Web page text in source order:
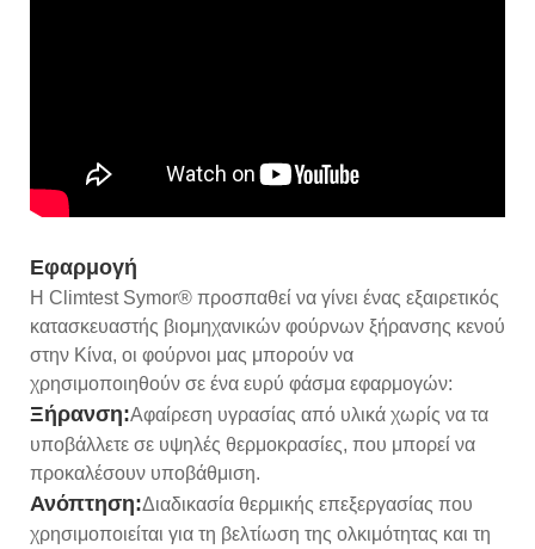
Εφαρμογή
Η Climtest Symor® προσπαθεί να γίνει ένας εξαιρετικός
κατασκευαστής βιομηχανικών φούρνων ξήρανσης κενού
στην Κίνα, οι φούρνοι μας μπορούν να
χρησιμοποιηθούν σε ένα ευρύ φάσμα εφαρμογών:
Ξήρανση:Αφαίρεση υγρασίας από υλικά χωρίς να τα
υποβάλλετε σε υψηλές θερμοκρασίες, που μπορεί να
προκαλέσουν υποβάθμιση.
Ανόπτηση:Διαδικασία θερμικής επεξεργασίας που
χρησιμοποιείται για τη βελτίωση της ολκιμότητας και τη